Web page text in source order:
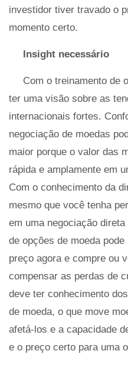
investidor tiver travado o
momento certo.
Insight necessário
Com o treinamento de
ter uma visão sobre as
internacionais fortes.
negociação de moedas
maior porque o valor das
rápida e amplamente em
Com o conhecimento da
mesmo que você tenha
em uma negociação
de opções de moeda
preço agora e compre ou
compensar as perdas de
deve ter conhecimento
de moeda, o que move
afetá-los e a capacidade
e o preço certo para uma